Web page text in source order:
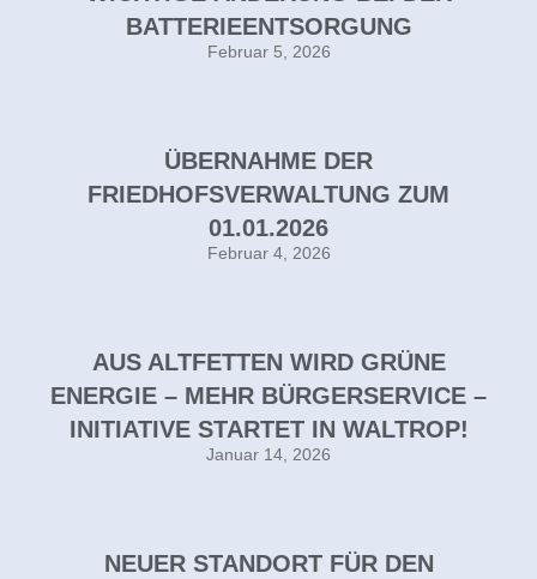
BATTERIEENTSORGUNG
Februar 5, 2026
ÜBERNAHME DER
FRIEDHOFSVERWALTUNG ZUM
01.01.2026
Februar 4, 2026
AUS ALTFETTEN WIRD GRÜNE
ENERGIE – MEHR BÜRGERSERVICE –
INITIATIVE STARTET IN WALTROP!
Januar 14, 2026
NEUER STANDORT FÜR DEN